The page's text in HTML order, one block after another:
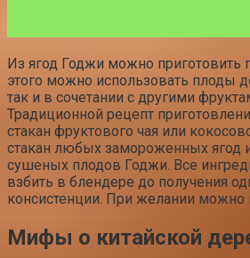
Из ягод Годжи можно приготовить
этого можно использовать плоды
так и в сочетании с другими
Традиционной рецепт
стакан фруктового чая или
стакан любых замороженных ягод
сушеных плодов Годжи. Все
взбить в блендере до получения
консистенции. При желании можно
Мифы о китайской